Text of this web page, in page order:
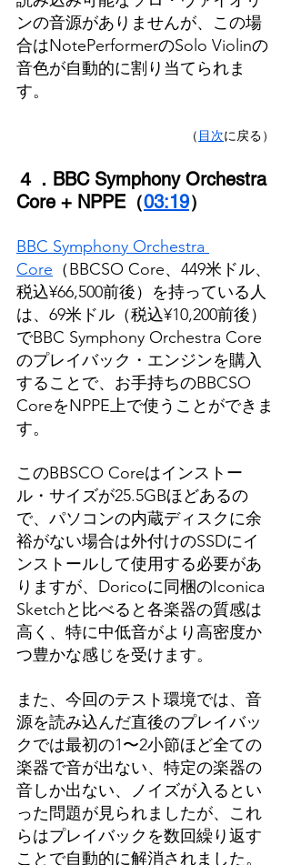
ンの音源がありませんが、この場
合はNotePerformerのSolo Violinの
音色が自動的に割り当てられま
す。
（ 目次に戻る）
４．BBC Symphony Orchestra
Core + NPPE（03:19）
BBC Symphony Orchestra
Core （BBCSO Core、449米ドル、
税込¥66,500前後）を持っている人
は、69米ドル（税込¥10,200前後）
でBBC Symphony Orchestra Core
のプレイバック・エンジンを購入
することで、お手持ちのBBCSO
CoreをNPPE上で使うことができま
す。
このBBSCO Coreはインストー
ル・サイズが25.5GBほどあるの
で、パソコンの内蔵ディスクに余
裕がない場合は外付けのSSDにイ
ンストールして使用する必要があ
りますが、Doricoに同梱のIconica
Sketchと比べると各楽器の質感は
高く、特に中低音がより高密度か
つ豊かな感じを受けます。
また、今回のテスト環境では、音
源を読み込んだ直後のプレイバッ
クでは最初の1〜2小節ほど全ての
楽器で音が出ない、特定の楽器の
音しか出ない、ノイズが入るとい
った問題が見られましたが、これ
らはプレイバックを数回繰り返す
ことで自動的に解消されました。